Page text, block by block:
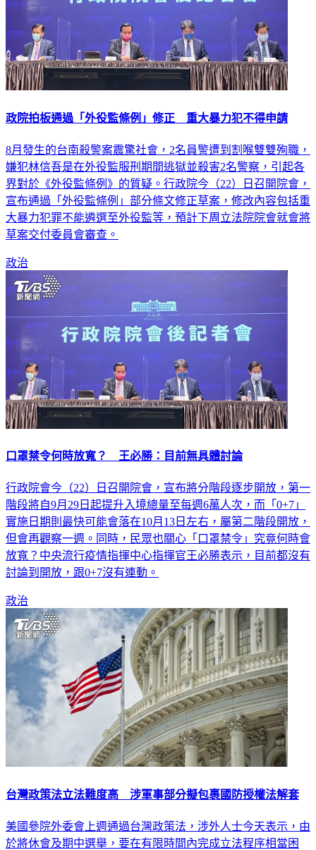
政院拍板通過「外役監條例」修正 重大暴力犯不得申請
8月發生的台南殺警案震驚社會，2名員警遭到割喉雙雙殉職，
嫌犯林信吾是在外役監服刑期間逃獄並殺害2名警察，引起各
界對於《外役監條例》的質疑。行政院今（22）日召開院會，
宣布通過「外役監條例」部分條文修正草案，修改內容包括重
大暴力犯罪不能遴選至外役監等，預計下周立法院院會就會將
草案交付委員會審查。
政治
口罩禁令何時放寬？ 王必勝：目前無具體討論
行政院會今（22）日召開院會，宣布將分階段逐步開放，第一
階段將自9月29日起提升入境總量至每週6萬人次，而「0+7」
實施日期則最快可能會落在10月13日左右，屬第二階段開放，
但會再觀察一週。同時，民眾也關心「口罩禁令」究竟何時會
放寬？中央流行疫情指揮中心指揮官王必勝表示，目前都沒有
討論到開放，跟0+7沒有連動。
政治
台灣政策法立法難度高 涉軍事部分擬包裹國防授權法解套
美國參院外委會上週通過台灣政策法，涉外人士今天表示，由
於將休會及期中選舉，要在有限時間內完成立法程序相當困